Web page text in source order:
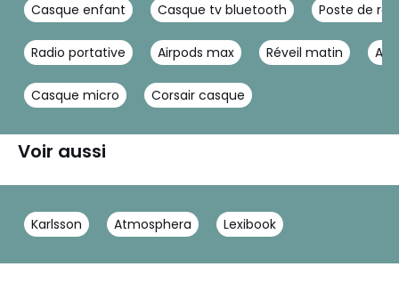
Casque enfant Casque tv bluetooth Poste de
Radio portative Airpods max Réveil matin
Casque micro Corsair casque
Voir aussi
Karlsson Atmosphera Lexibook